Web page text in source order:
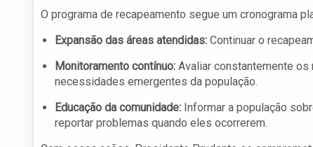
O programa de recapeamento segue um cronograma
Expansão das áreas atendidas: Continuar o
Monitoramento contínuo: Avaliar constantemente
necessidades emergentes da população.
Educação da comunidade: Informar a população
reportar problemas quando eles ocorrerem.